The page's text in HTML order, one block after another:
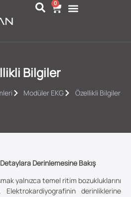
0
Bilgiler
Modüler EKG Özellikli Bilgiler
Derinlemesine Bakış
yalnızca temel ritim bozukluklarını
Elektrokardiyografinin derinliklerine